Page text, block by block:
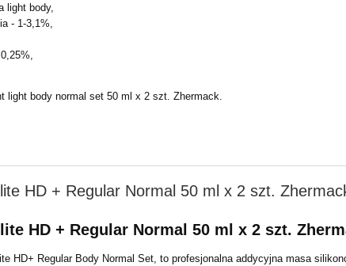
light body,
- 1-3,1%,
light body normal set 50 ml x 2 szt. Zhermack.
HD + Regular Normal 50 ml x 2 szt.
HD + Regular Normal 50 ml x 2 szt.
HD+ Regular Body Normal Set, to profesjonalna addycyjna masa